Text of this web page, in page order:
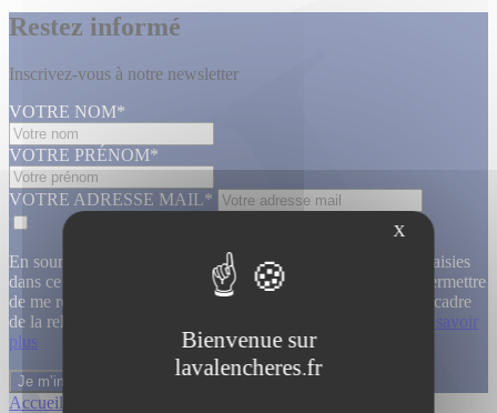
Restez informé
Inscrivez-vous à notre newsletter
VOTRE NOM*
VOTRE PRÉNOM*
VOTRE ADRESSE MAIL*
En soumettant ce formulaire, j’accepte que les informations saisies
dans ce formulaire soient utilisées, exploitées, traitées pour permettre
de me recontacter, pour m’envoyer des informations, dans le cadre
de la relation commerciale qui découle de cette demande.
En savoir
plus
Accueil
X
Bienvenue sur
lavalencheres.fr